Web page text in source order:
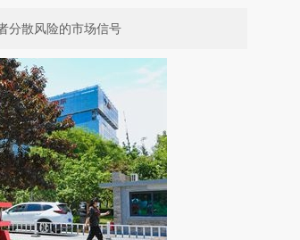
分散风险的市场信号